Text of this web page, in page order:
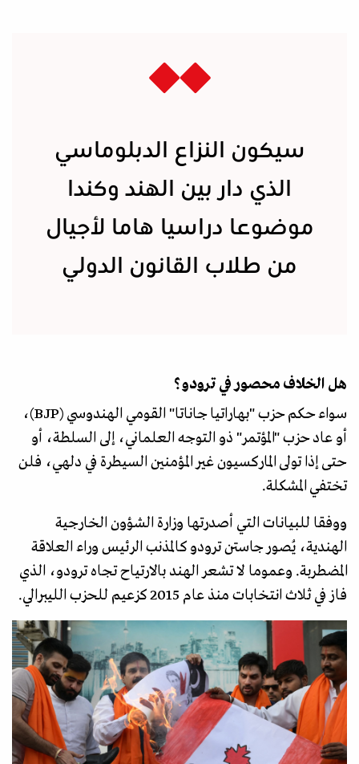
سيكون النزاع الدبلوماسي
الذي دار بين الهند وكندا
موضوعا دراسيا هاما لأجيال
من طلاب القانون الدولي
هل الخلاف محصور في ترودو؟
سواء حكم حزب "بهاراتيا جاناتا" القومي الهندوسي (BJP)،
أو عاد حزب "المؤتمر" ذو التوجه العلماني، إلى السلطة، أو
حتى إذا تولى الماركسيون غير المؤمنين السيطرة في دلهي، فلن
تختفي المشكلة.
ووفقا للبيانات التي أصدرتها وزارة الشؤون الخارجية
الهندية، يُصور جاستن ترودو كالمذنب الرئيس وراء العلاقة
المضطربة. وعموما لا تشعر الهند بالارتياح تجاه ترودو، الذي
فاز في ثلاث انتخابات منذ عام 2015 كزعيم للحزب الليبرالي.